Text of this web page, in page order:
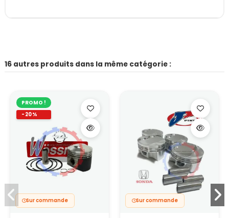
16 autres produits dans la même catégorie :
PROMO !
-20%
Sur commande Sur commande